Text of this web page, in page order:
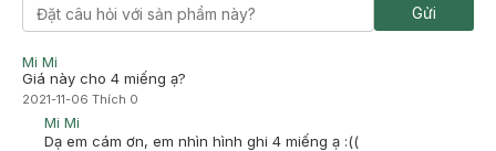
Gửi
Mi Mi
Giá này cho 4 miếng ạ?
2021-11-06 Thích 0
Mi Mi
Dạ em cám ơn, em nhìn hình ghi 4 miếng ạ :((